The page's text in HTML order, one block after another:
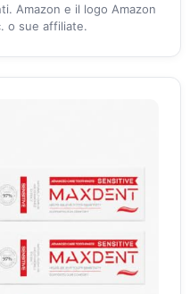
Amazon e il logo Amazon
o sue affiliate.